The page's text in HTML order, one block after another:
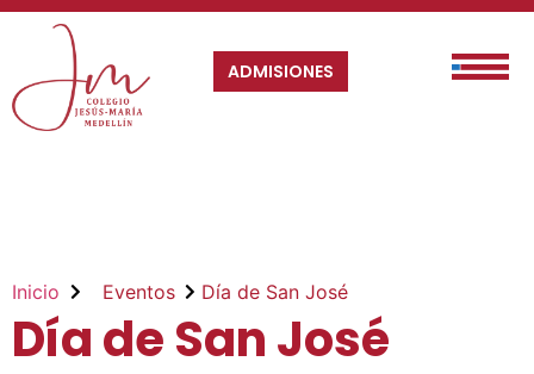
ADMISIONES
Inicio Eventos Día de San José
Día de San José